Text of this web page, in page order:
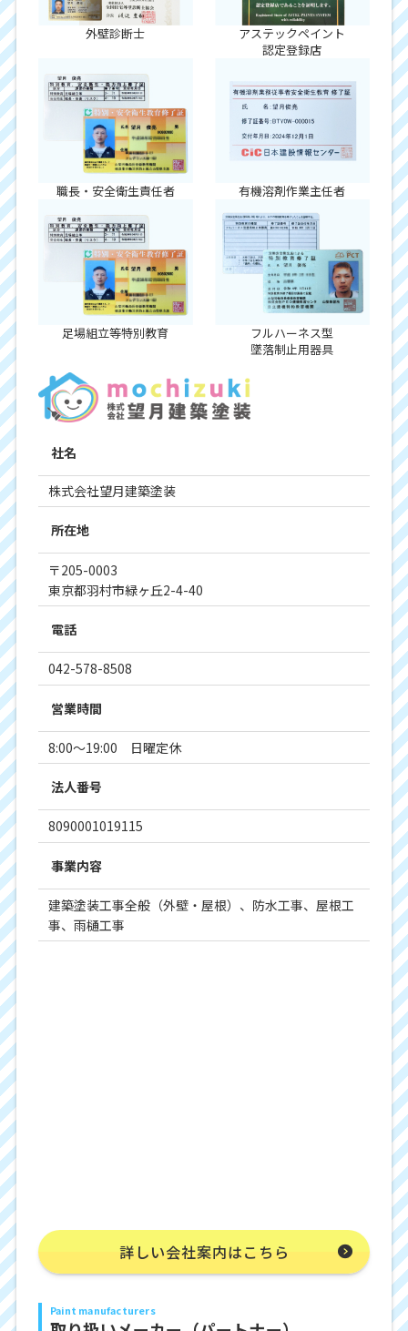
外壁診断士
アステックペイント
認定登録店
職長・安全衛生責任者 有機溶剤作業主任者
足場組立等特別教育
フルハーネス型
墜落制止用器具
社名
株式会社望月建築塗装
所在地
〒205-0003
東京都羽村市緑ヶ丘2-4-40
電話
042-578-8508
営業時間
8:00～19:00 日曜定休
法人番号
8090001019115
事業内容
建築塗装工事全般（外壁・屋根）、防水工事、屋根工
事、雨樋工事
詳しい会社案内はこちら
Paint manufacturers